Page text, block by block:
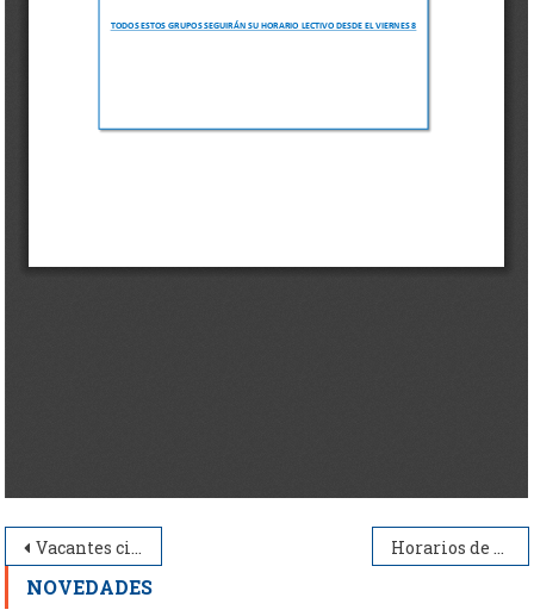
Navegación
de
Vacantes ciclos formativos de Grado Medio Horarios de inicio de curso para Formación Profesional
NOVEDADES